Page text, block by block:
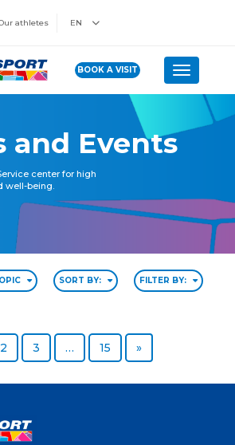
athletes EN
BOOK A VISIT Toggle
and Events
center for high
well-being.
SORT BY: FILTER BY:
Page
2 Page
3 … Page
15 »Next page